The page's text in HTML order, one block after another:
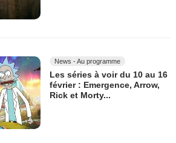
News - Au programme
Les séries à voir du 10 au 16
février : Emergence, Arrow,
Rick et Morty...